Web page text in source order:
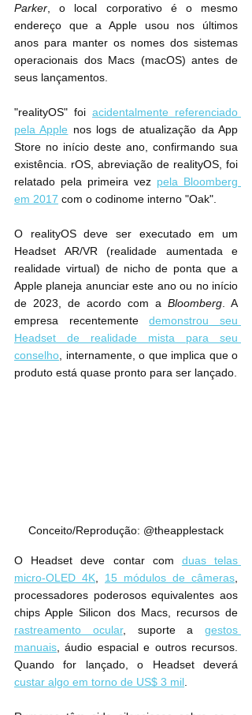
Parker , o local corporativo é o mesmo
endereço que a Apple usou nos últimos
anos para manter os nomes dos sistemas
operacionais dos Macs (macOS) antes de
seus lançamentos.
"realityOS" foi acidentalmente referenciado
pela Apple nos logs de atualização da App
Store no início deste ano, confirmando sua
existência. rOS, abreviação de realityOS, foi
relatado pela primeira vez pela Bloomberg
em 2017 com o codinome interno "Oak".
O realityOS deve ser executado em um
Headset AR/VR (realidade aumentada e
realidade virtual) de nicho de ponta que a
Apple planeja anunciar este ano ou no início
de 2023, de acordo com a Bloomberg . A
empresa recentemente demonstrou seu
Headset de realidade mista para seu
conselho , internamente, o que implica que o
produto está quase pronto para ser lançado.
Conceito/Reprodução: @theapplestack
O Headset deve contar com duas telas
micro-OLED 4K
15 módulos de câmeras
processadores poderosos equivalentes aos
rastreamento ocular, suporte a gestos
manuais , áudio espacial e outros recursos.
custar algo em torno de US$ 3 mil